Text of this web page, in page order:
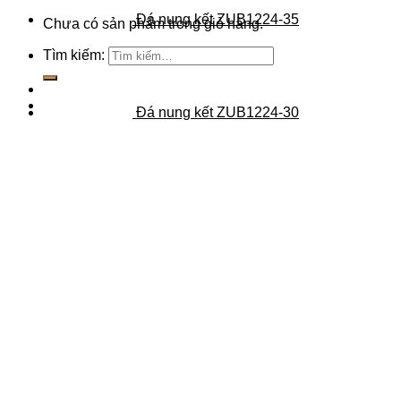
Chưa có sản phẩm trong giỏ hàng.
Tìm kiếm:
Đá nung kết ZUB1224-35
Đá nung kết ZUB1224-30